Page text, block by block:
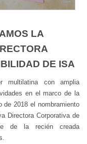
LA
DE ISA
multilatina con amplia
en el marco de la
de 2018 el nombramiento
Directora Corporativa de
de la recién creada